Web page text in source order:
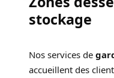
stockage
Nos services de
accueillent des